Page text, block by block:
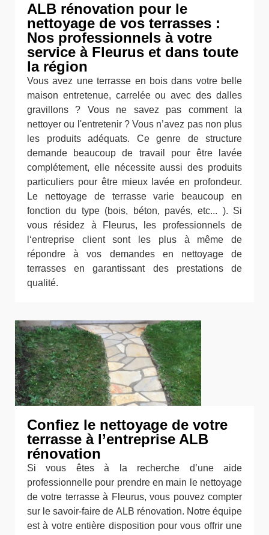
ALB rénovation pour le
nettoyage de vos terrasses :
Nos professionnels à votre
service à Fleurus et dans toute
la région
Vous avez une terrasse en bois dans votre belle
maison entretenue, carrelée ou avec des dalles
gravillons ? Vous ne savez pas comment la
nettoyer ou l'entretenir ? Vous n’avez pas non plus
les produits adéquats. Ce genre de structure
demande beaucoup de travail pour être lavée
complétement, elle nécessite aussi des produits
particuliers pour être mieux lavée en profondeur.
Le nettoyage de terrasse varie beaucoup en
fonction du type (bois, béton, pavés, etc... ). Si
vous résidez à Fleurus, les professionnels de
l‘entreprise client sont les plus à même de
répondre à vos demandes en nettoyage de
terrasses en garantissant des prestations de
qualité.
Confiez le nettoyage de votre
terrasse à l’entreprise ALB
rénovation
Si vous êtes à la recherche d’une aide
professionnelle pour prendre en main le nettoyage
de votre terrasse à Fleurus, vous pouvez compter
sur le savoir-faire de ALB rénovation. Notre équipe
est à votre entière disposition pour vous offrir une